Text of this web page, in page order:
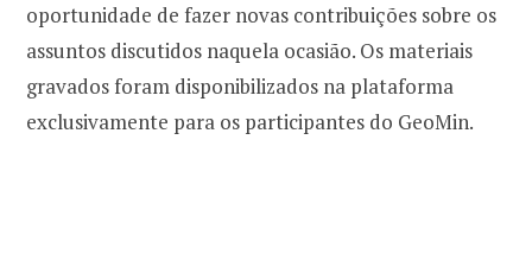
oportunidade de fazer novas contribuições sobre os
assuntos discutidos naquela ocasião. Os materiais
gravados foram disponibilizados na plataforma
exclusivamente para os participantes do GeoMin.